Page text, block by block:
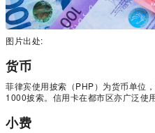
图片出处:
货币
菲律宾使用披索（PHP）为货币单位
1000披索。信用卡在都市区亦广泛使用
小费